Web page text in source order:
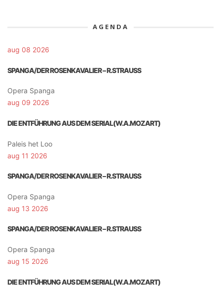
AGENDA
aug 08 2026
SPANGA/DER ROSENKAVALIER – R.STRAUSS
Opera Spanga
aug 09 2026
DIE ENTFÜHRUNG AUS DEM SERIAL(W.A.MOZART)
Paleis het Loo
aug 11 2026
SPANGA/DER ROSENKAVALIER – R.STRAUSS
Opera Spanga
aug 13 2026
SPANGA/DER ROSENKAVALIER – R.STRAUSS
Opera Spanga
aug 15 2026
DIE ENTFÜHRUNG AUS DEM SERIAL(W.A.MOZART)